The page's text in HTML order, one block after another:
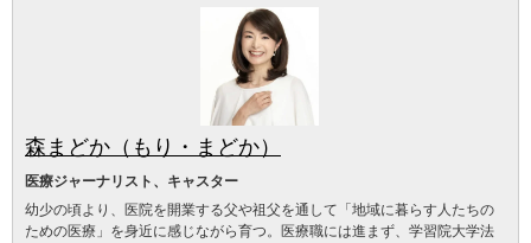
森まどか（もり・まどか）
医療ジャーナリスト、キャスター
幼少の頃より、医院を開業する父や祖父を通して「地域に暮らす人たちの
ための医療」を身近に感じながら育つ。医療職には進まず、学習院大学法